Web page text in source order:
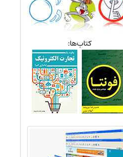
کتاب‌ها: